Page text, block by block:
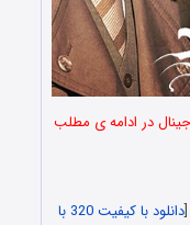
در ادامه ی مطلب
دانلود با کیفیت 320 با